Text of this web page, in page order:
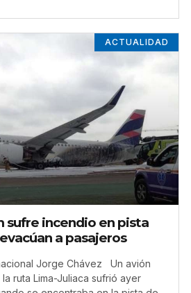
ACTUALIDAD
sufre incendio en pista
a pasajeros
Jorge Chávez Un avión
ruta Lima-Juliaca sufrió ayer